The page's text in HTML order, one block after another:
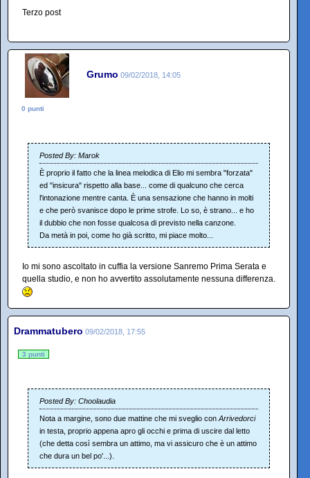
Terzo post
Grumo 09/02/2018, 14:05
0 punti
Posted By: Marok
È proprio il fatto che la linea melodica di Elio mi sembra "forzata"
ed "insicura" rispetto alla base... come di qualcuno che cerca
l'intonazione mentre canta. È una sensazione che hanno in molti
e che però svanisce dopo le prime strofe. Lo so, è strano... e ho
il dubbio che non fosse qualcosa di previsto nella canzone.
Da metà in poi, come ho già scritto, mi piace molto...
Io mi sono ascoltato in cuffia la versione Sanremo Prima Serata e
quella studio, e non ho avvertito assolutamente nessuna differenza.
Drammatubero 09/02/2018, 17:55
3 punti
Posted By: Choolaudia
Nota a margine, sono due mattine che mi sveglio con Arrivedorci
in testa, proprio appena apro gli occhi e prima di uscire dal letto
(che detta così sembra un attimo, ma vi assicuro che è un attimo
che dura un bel po'...).